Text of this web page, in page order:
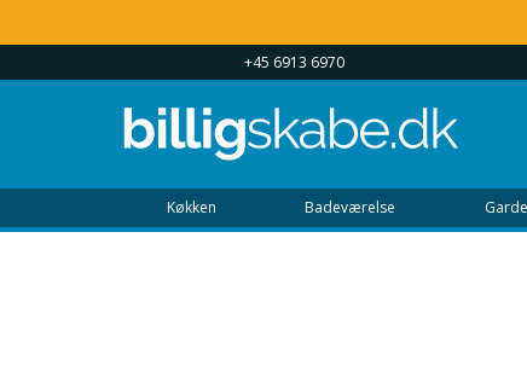
+45 6913 6970
Køkken Badeværelse